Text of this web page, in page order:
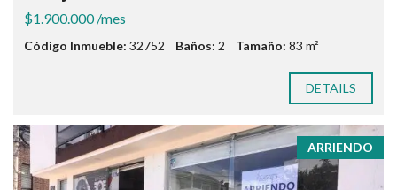
$1.900.000 /mes
Código Inmueble: 32752 Baños: 2 Tamaño: 83 m²
DETAILS
ARRIENDO